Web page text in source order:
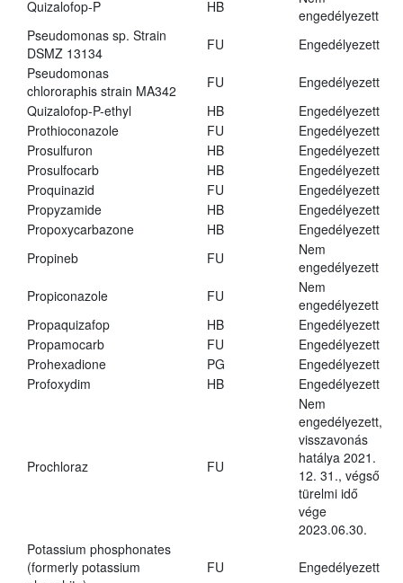
Quizalofop-P
HB
engedélyezett
Pseudomonas sp. Strain
DSMZ 13134
FU
Engedélyezett
Pseudomonas
chlororaphis strain MA342
FU
Engedélyezett
Quizalofop-P-ethyl
HB
Engedélyezett
Prothioconazole
FU
Engedélyezett
Prosulfuron
HB
Engedélyezett
Prosulfocarb
HB
Engedélyezett
Proquinazid
FU
Engedélyezett
Propyzamide
HB
Engedélyezett
Propoxycarbazone
HB
Engedélyezett
Propineb
FU
Nem
engedélyezett
Propiconazole
FU
Nem
engedélyezett
Propaquizafop
HB
Engedélyezett
Propamocarb
FU
Engedélyezett
Prohexadione
PG
Engedélyezett
Profoxydim
HB Engedélyezett
Prochloraz FU
Nem
engedélyezett,
visszavonás
hatálya 2021.
12. 31., végső
türelmi idő
vége
2023.06.30.
Potassium phosphonates
(formerly potassium
FU Engedélyezett